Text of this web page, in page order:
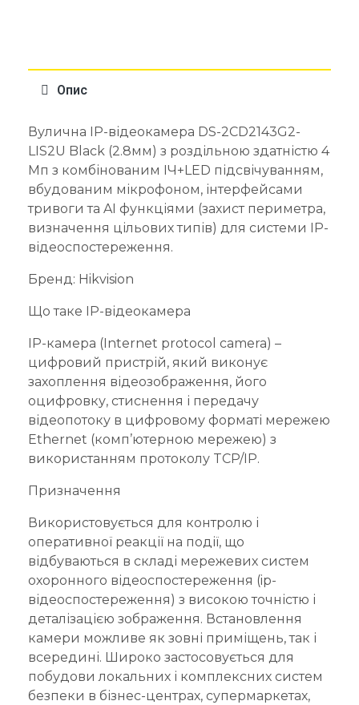
Опис
Вулична IP-відеокамера DS-2CD2143G2-
LIS2U Black (2.8мм) з роздільною здатністю 4
Мп з комбінованим ІЧ+LED підсвічуванням,
вбудованим мікрофоном, інтерфейсами
тривоги та AI функціями (захист периметра,
визначення цільових типів) для системи IP-
відеоспостереження.
Бренд: Hikvision
Що таке IP-відеокамера
IP-камера (Internet protocol camera) –
цифровий пристрій, який виконує
захоплення відеозображення, його
оцифровку, стиснення і передачу
відеопотоку в цифровому форматі мережею
Ethernet (комп’ютерною мережею) з
використанням протоколу TCP/IP.
Призначення
Використовується для контролю і
оперативної реакції на події, що
відбуваються в складі мережевих систем
охоронного відеоспостереження (ip-
відеоспостереження) з високою точністю і
деталізацією зображення. Встановлення
камери можливе як зовні приміщень, так і
всередині. Широко застосовується для
побудови локальних і комплексних систем
безпеки в бізнес-центрах, супермаркетах,